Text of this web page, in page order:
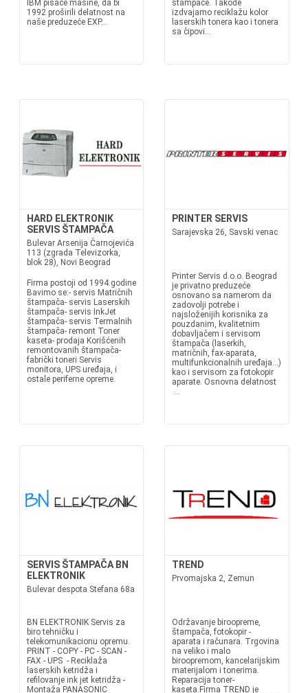
IBM pisaće mašine, da bi
1992 proširili delatnost na
naše preduzeće EXP...
štampače. Takođe
izdvajamo reciklažu kolor
laserskih tonera kao i tonera
sa čipovi...
HARD ELEKTRONIK
SERVIS ŠTAMPAČA
Bulevar Arsenija Čarnojevića
113 (zgrada Televizorka,
blok 28), Novi Beograd
Firma postoji od 1994.godine
Bavimo se:- servis Matričnih
štampača- servis Laserskih
štampača- servis InkJet
štampača- servis Termalnih
štampača- remont Toner
kaseta- prodaja Korišćenih
remontovanih štampača-
fabrički toneri Servis
monitora, UPS uređaja, i
ostale periferne opreme.
PRINTER SERVIS
Sarajevska 26, Savski venac
Printer Servis d.o.o. Beograd
je privatno preduzeće
osnovano sa namerom da
zadovolji potrebe i
najsloženijih korisnika za
pouzdanim, kvalitetnim
dobavljačem i servisom
štampača (laserkih,
matričnih, fax-aparata,
multifunkcionalnih uređaja...)
kao i servisom za fotokopir
aparate. Osnovna delatnost
...
SERVIS ŠTAMPAČA BN
ELEKTRONIK
Bulevar despota Stefana 68a
BN ELEKTRONIK Servis za
biro tehničku i
telekomunikacionu opremu.
PRINT - COPY - PC - SCAN -
FAX - UPS - Reciklaža
laserskih ketridža i
refilovanje ink jet ketridža -
Montaža PANASONIC
TREND
Prvomajska 2, Zemun
Održavanje biroopreme,
štampača, fotokopir -
aparata i računara. Trgovina
na veliko i malo
biroopremom, kancelarijskim
materijalom i tonerima.
Reparacija toner-
kaseta.Firma TREND je